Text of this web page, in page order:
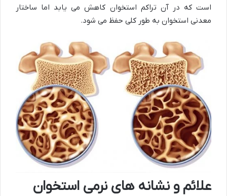
است که در آن تراکم استخوان کاهش می یابد اما ساختار
معدنی استخوان به طور کلی حفظ می شود.
علائم و نشانه های نرمی استخوان